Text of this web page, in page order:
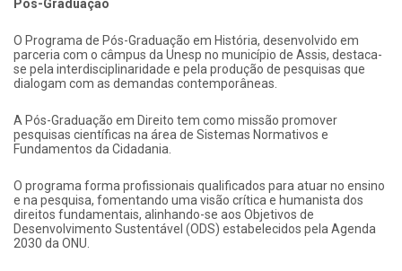
Pós-Graduação
O Programa de Pós-Graduação em História, desenvolvido em
parceria com o câmpus da Unesp no município de Assis, destaca-
se pela interdisciplinaridade e pela produção de pesquisas que
dialogam com as demandas contemporâneas.
A Pós-Graduação em Direito tem como missão promover
pesquisas científicas na área de Sistemas Normativos e
Fundamentos da Cidadania.
O programa forma profissionais qualificados para atuar no ensino
e na pesquisa, fomentando uma visão crítica e humanista dos
direitos fundamentais, alinhando-se aos Objetivos de
Desenvolvimento Sustentável (ODS) estabelecidos pela Agenda
2030 da ONU.